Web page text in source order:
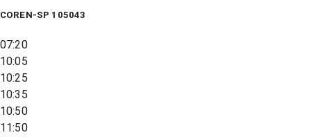
COREN-SP 105043
07:20
10:05
10:25
10:35
10:50
11:50